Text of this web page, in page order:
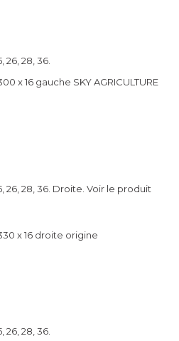
26, 28, 36.
x 16 gauche SKY AGRICULTURE
26, 28, 36. Droite. Voir le produit
x 16 droite origine
26, 28, 36.